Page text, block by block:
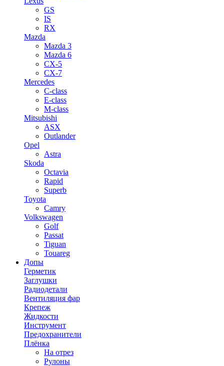
GS
IS
RX
Mazda
Mazda 3
Mazda 6
CX-5
CX-7
Mercedes
C-class
E-class
M-class
Mitsubishi
ASX
Outlander
Opel
Astra
Skoda
Octavia
Rapid
Superb
Toyota
Camry
Volkswagen
Golf
Passat
Tiguan
Touareg
Допы
Герметик
Заглушки
Радиодетали
Вентиляция фар
Крепеж
Жидкости
Инструмент
Предохранители
Плёнка
На отрез
Рулоны